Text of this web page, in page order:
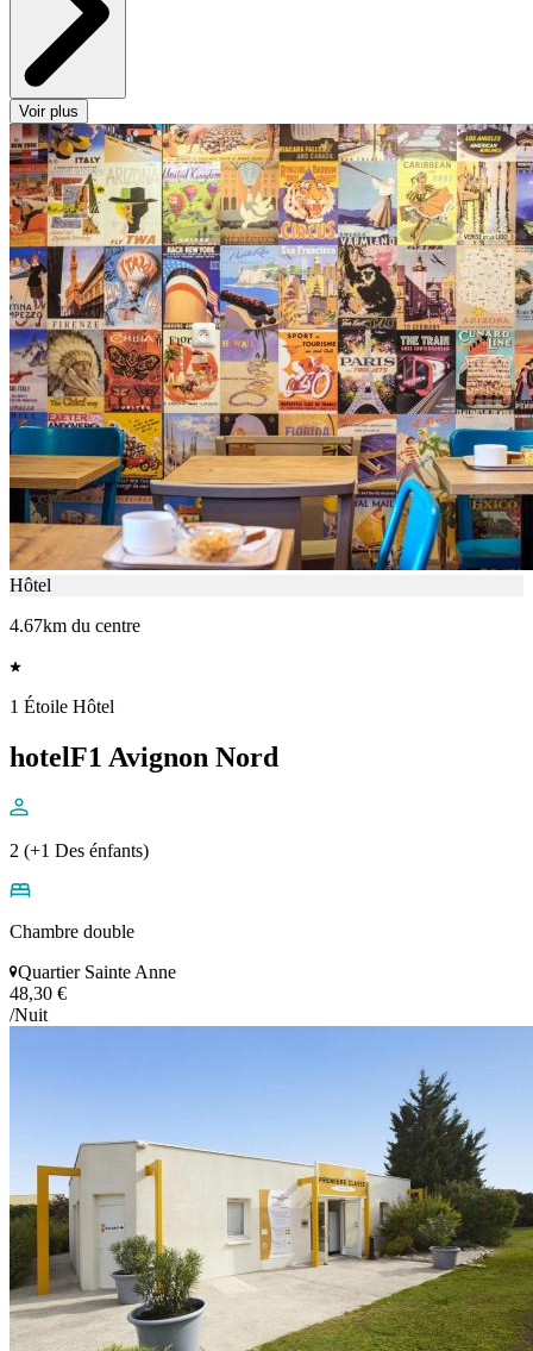
Voir plus
Hôtel
4.67km du centre
1 Étoile Hôtel
hotelF1 Avignon Nord
2 (+1 Des énfants)
Chambre double
Quartier Sainte Anne
48,30 €
/Nuit